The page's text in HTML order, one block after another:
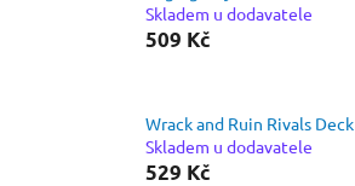
Skladem u dodavatele
509 Kč
Wrack and Ruin Rivals Deck
Skladem u dodavatele
529 Kč